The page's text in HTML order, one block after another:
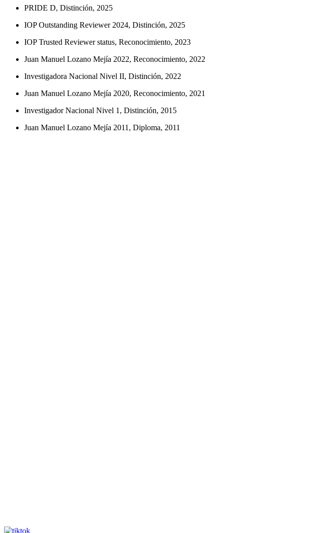
PRIDE D, Distinción, 2025
IOP Outstanding Reviewer 2024, Distinción, 2025
IOP Trusted Reviewer status, Reconocimiento, 2023
Juan Manuel Lozano Mejía 2022, Reconocimiento, 2022
Investigadora Nacional Nivel II, Distinción, 2022
Juan Manuel Lozano Mejía 2020, Reconocimiento, 2021
Investigador Nacional Nivel 1, Distinción, 2015
Juan Manuel Lozano Mejía 2011, Diploma, 2011